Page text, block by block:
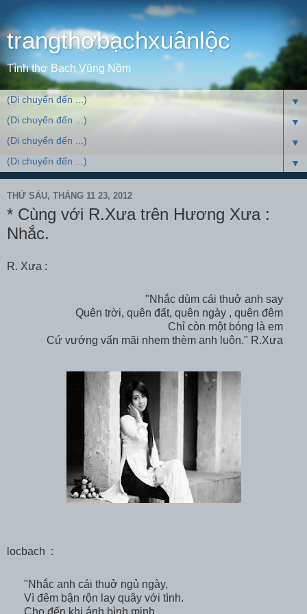
trangthơbạchxuânlộc
Tình thơ Bạch Vũng Nồm
▼
▼
▼
▼
THỨ SÁU, THÁNG 11 23, 2012
* Cùng với R.Xưa trên Hương Xưa :
Nhắc.
R. Xưa :
"Nhắc dùm cái thuở anh say
Quên trời, quên đất, quên ngày , quên đêm
Chỉ còn một bóng là em
Cứ vướng vấn mãi nhem thèm anh luôn." R.Xưa
locbach :
"Nhắc anh cái thuở ngủ ngày,
Vì đêm bận rộn lay quây với tình.